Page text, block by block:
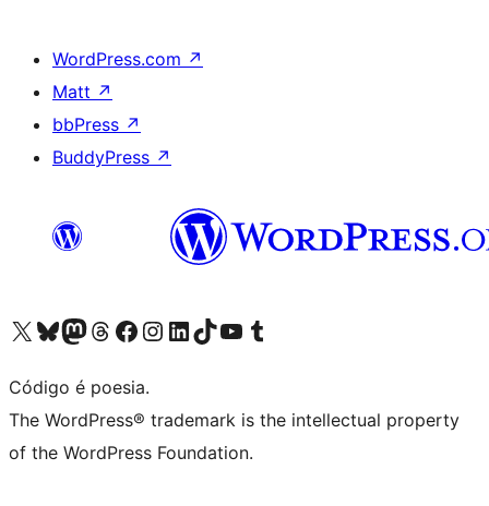
WordPress.com ↗
Matt ↗
bbPress ↗
BuddyPress ↗
Acessar nossa conta do X (antigo Twitter)
Acessar nossa conta do Bluesky
Acessar nossa conta do Mastodon
Acessar nossa conta do Threads
Acessar nossa página do Facebook
Acessar nossa conta do Instagram
Acessar nossa conta do LinkedIn
Acessar nossa conta do TikTok
Acessar nosso canal do YouTube
Acessar nossa conta no Tumblr
Código é poesia.
The WordPress® trademark is the intellectual property
of the WordPress Foundation.